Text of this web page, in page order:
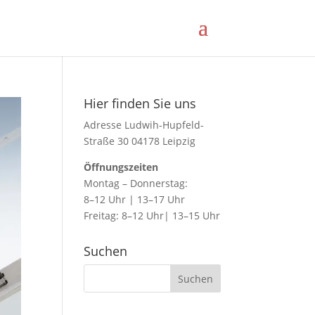
Hier finden Sie uns
Adresse Ludwih-Hupfeld-
Straße 30 04178 Leipzig
Öffnungszeiten
Montag – Donnerstag:
8–12 Uhr | 13–17 Uhr
Freitag: 8–12 Uhr| 13–15 Uhr
Suchen